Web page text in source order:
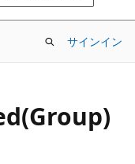
サインイン